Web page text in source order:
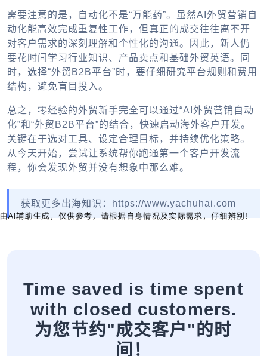
需要注意的是，自动化不是“万能药”。虽然AI外贸营销自
动化能高效完成重复性工作，但真正的成交往往离不开
对客户需求的深刻理解和个性化的沟通。因此，新人仍
要花时间学习行业知识、产品卖点和基础外贸英语。同
时，选择“外贸B2B平台”时，要仔细研究平台规则和费用
结构，避免盲目投入。
总之，零经验的外贸新手完全可以通过“AI外贸营销自动
化”和“外贸B2B平台”的结合，快速启动海外客户开发。
关键在于选对工具、设定合理目标，并持续优化策略。
从今天开始，尝试让系统帮你跑通第一个客户开发流
程，你会发现外贸并没有想象中那么难。
获取更多出海知识：https://www.yachuhai.com
Time saved is time spent
with closed customers.
为您节约"成交客户"的时
间！